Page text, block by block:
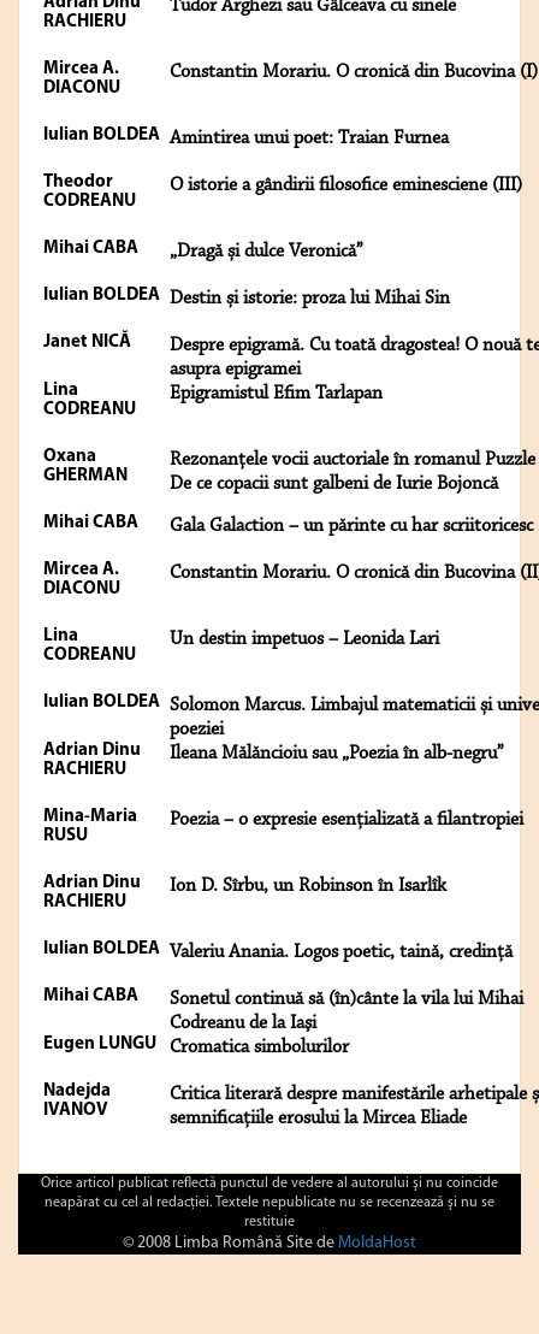
RACHIERU
Tudor Arghezi sau Gâlceava cu sinele
Mircea A.
DIACONU
Constantin Morariu. O cronică din Bucovina (I)
Iulian BOLDEA Amintirea unui poet: Traian Furnea
Theodor
CODREANU
O istorie a gândirii filosofice eminesciene (III)
Mihai CABA „Dragă și dulce Veronică”
Iulian BOLDEA Destin și istorie: proza lui Mihai Sin
Janet NICĂ
Despre epigramă. Cu toată dragostea! O nouă
asupra epigramei
Lina
CODREANU
Epigramistul Efim Tarlapan
Oxana
GHERMAN
Rezonanțele vocii auctoriale în romanul Puzzle
De ce copacii sunt galbeni de Iurie Bojoncă
Mihai CABA Gala Galaction – un părinte cu har scriitoricesc
Mircea A.
DIACONU
Constantin Morariu. O cronică din Bucovina
Lina
CODREANU
Un destin impetuos – Leonida Lari
Iulian BOLDEA Solomon Marcus. Limbajul matematicii și
poeziei
Adrian Dinu
RACHIERU
Ileana Mălăncioiu sau „Poezia în alb-negru”
Mina-Maria
RUSU
Poezia – o expresie esențializată a filantropiei
Adrian Dinu
RACHIERU
Ion D. Sîrbu, un Robinson în Isarlîk
Iulian BOLDEA Valeriu Anania. Logos poetic, taină, credință
Mihai CABA
Sonetul continuă să (în)cânte la vila lui Mihai
Codreanu de la Iaşi
Eugen LUNGU Cromatica simbolurilor
Nadejda
IVANOV
Critica literară despre manifestările arhetipale
semnificațiile erosului la Mircea Eliade
Orice articol publicat reflectă punctul de vedere al autorului şi nu coincide
neapărat cu cel al redacţiei. Textele nepublicate nu se recenzează şi nu se
restituie
© 2008 Limba Română Site de MoldaHost